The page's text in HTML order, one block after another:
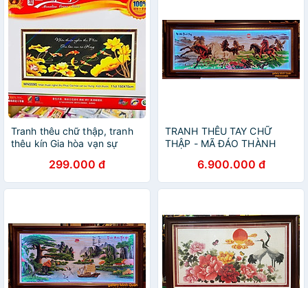
Tranh thêu chữ thập, tranh
thêu kín Gia hòa vạn sự
299.000 đ
TRANH THÊU TAY CHỮ
THẬP - MÃ ĐÁO THÀNH
6.900.000 đ